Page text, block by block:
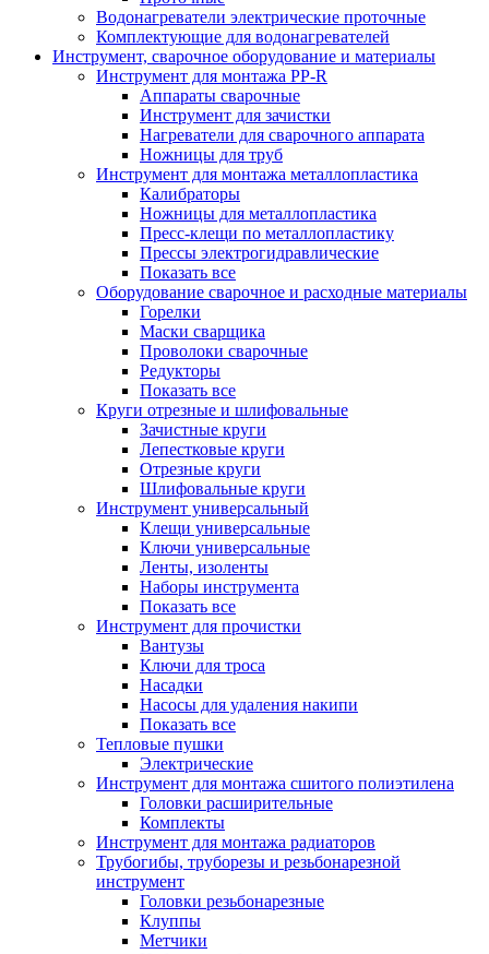
Водонагреватели электрические проточные
Комплектующие для водонагревателей
Инструмент, сварочное оборудование и материалы
Инструмент для монтажа PP-R
Аппараты сварочные
Инструмент для зачистки
Нагреватели для сварочного аппарата
Ножницы для труб
Инструмент для монтажа металлопластика
Калибраторы
Ножницы для металлопластика
Пресс-клещи по металлопластику
Прессы электрогидравлические
Показать все
Оборудование сварочное и расходные материалы
Горелки
Маски сварщика
Проволоки сварочные
Редукторы
Показать все
Круги отрезные и шлифовальные
Зачистные круги
Лепестковые круги
Отрезные круги
Шлифовальные круги
Инструмент универсальный
Клещи универсальные
Ключи универсальные
Ленты, изоленты
Наборы инструмента
Показать все
Инструмент для прочистки
Вантузы
Ключи для троса
Насадки
Насосы для удаления накипи
Показать все
Тепловые пушки
Электрические
Инструмент для монтажа сшитого полиэтилена
Головки расширительные
Комплекты
Инструмент для монтажа радиаторов
Трубогибы, труборезы и резьбонарезной
инструмент
Головки резьбонарезные
Клуппы
Метчики